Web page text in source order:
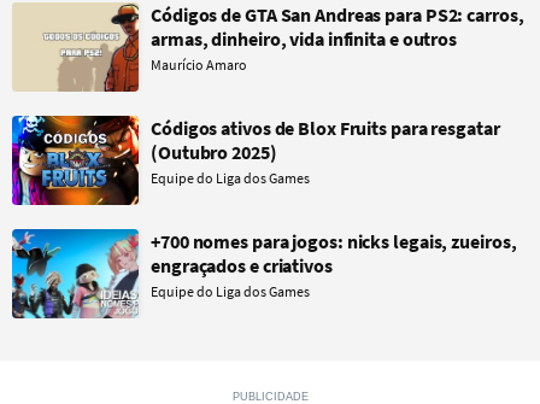
Códigos de GTA San Andreas para PS2: carros,
armas, dinheiro, vida infinita e outros
Maurício Amaro
Códigos ativos de Blox Fruits para resgatar
(Outubro 2025)
Equipe do Liga dos Games
+700 nomes para jogos: nicks legais, zueiros,
engraçados e criativos
Equipe do Liga dos Games